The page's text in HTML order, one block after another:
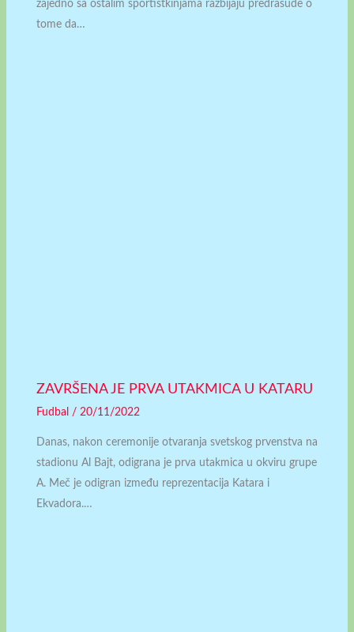
zajedno sa ostalim sportistkinjama razbijaju predrasude o
tome da…
ZAVRŠENA JE PRVA UTAKMICA U KATARU
Fudbal / 20/11/2022
Danas, nakon ceremonije otvaranja svetskog prvenstva na
stadionu Al Bajt, odigrana je prva utakmica u okviru grupe
A. Meč je odigran između reprezentacija Katara i
Ekvadora.…